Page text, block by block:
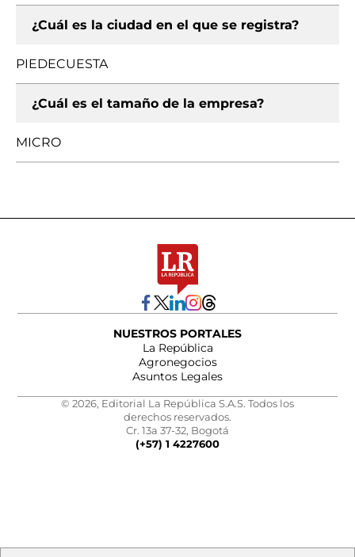
¿Cuál es la ciudad en el que se registra?
PIEDECUESTA
¿Cuál es el tamaño de la empresa?
MICRO
NUESTROS PORTALES
La República
Agronegocios
Asuntos Legales
© 2026, Editorial La República S.A.S. Todos los
derechos reservados.
Cr. 13a 37-32, Bogotá
(+57) 1 4227600